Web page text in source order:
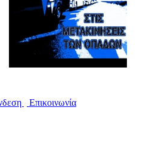
Επικοινωνία